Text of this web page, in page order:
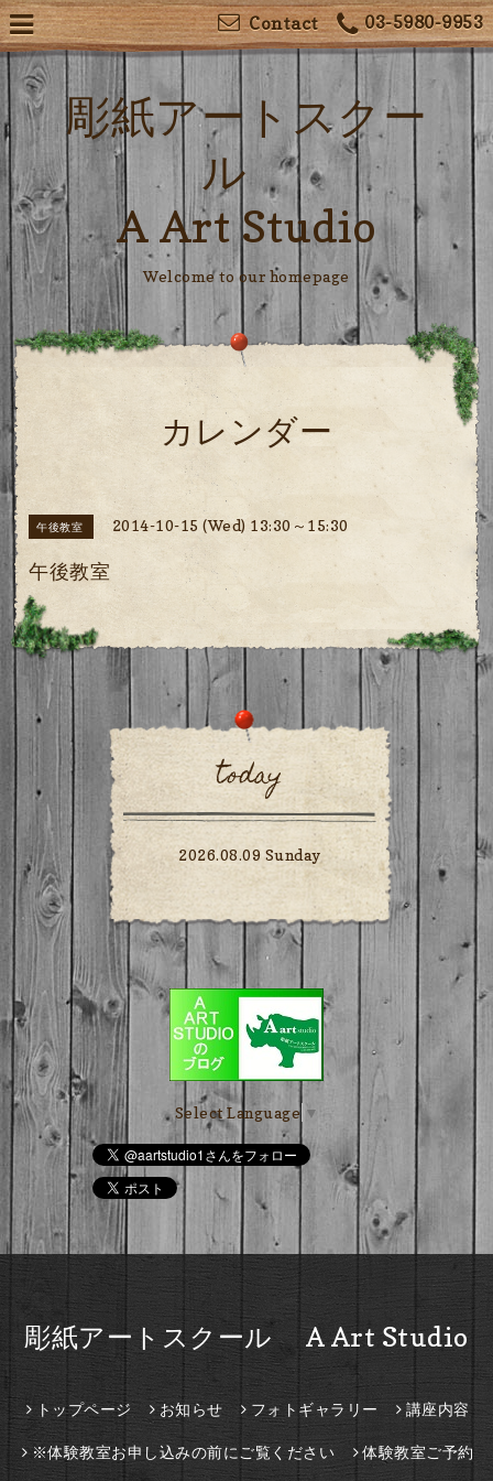
03-5980-9953
Contact
彫紙アートスクー
ル
A Art Studio
Welcome to our homepage
カレンダー
午後教室 2014-10-15 (Wed) 13:30～15:30
午後教室
today
2026.08.09 Sunday
Select Language ▼
彫紙アートスクール A Art Studio
トップページ お知らせ フォトギャラリー 講座内容
※体験教室お申し込みの前にご覧ください 体験教室ご予約